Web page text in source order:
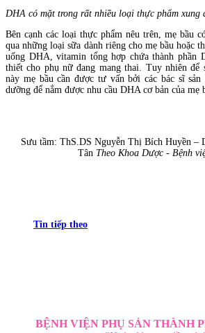
DHA có mặt trong rất nhiều loại thực phẩm xung
Bên cạnh các loại thực phẩm nêu trên, mẹ bầu
qua những loại sữa dành riêng cho mẹ bầu hoặc
uống DHA, vitamin tổng hợp chứa thành phần
thiết cho phụ nữ đang mang thai. Tuy nhiên để
này mẹ bầu cần được tư vấn bởi các bác sĩ
dưỡng để nắm được nhu cầu DHA cơ bản của mẹ
Sưu tầm: ThS.DS Nguyễn Thị Bích Huyền –
Tân Theo Khoa Dược - Bệnh
Tin tiếp theo
BỆNH VIỆN PHỤ SẢN THÀNH